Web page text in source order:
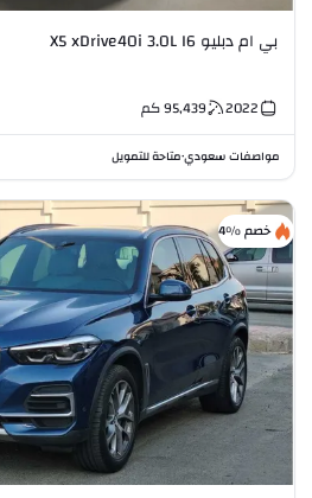
بي ام دبليو X5 xDrive40i 3.0L I6
2022
95,439كم
مواصفات سعودي•متاحة للتمويل
خصم %4